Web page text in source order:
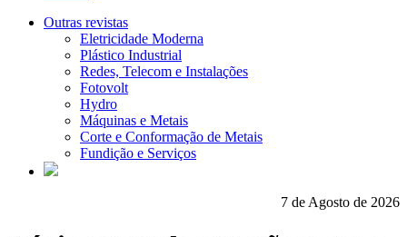
Outras revistas
Eletricidade Moderna
Plástico Industrial
Redes, Telecom e Instalações
Fotovolt
Hydro
Máquinas e Metais
Corte e Conformação de Metais
Fundição e Serviços
7 de Agosto de 2026